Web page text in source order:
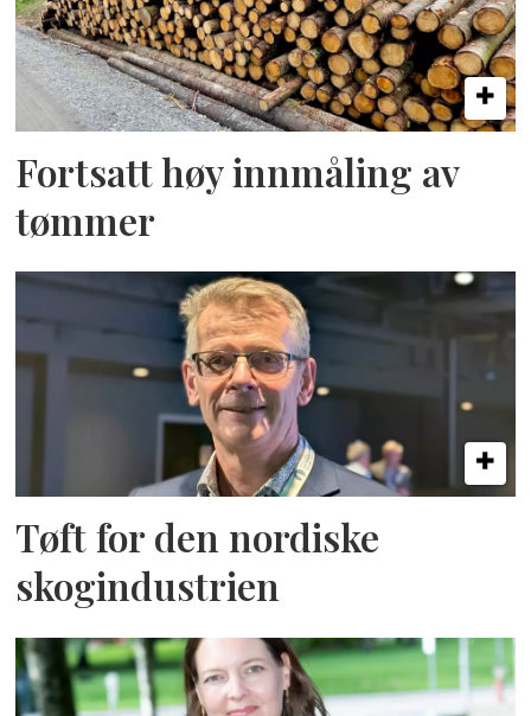
Fortsatt høy innmåling av
tømmer
Tøft for den nordiske
skogindustrien